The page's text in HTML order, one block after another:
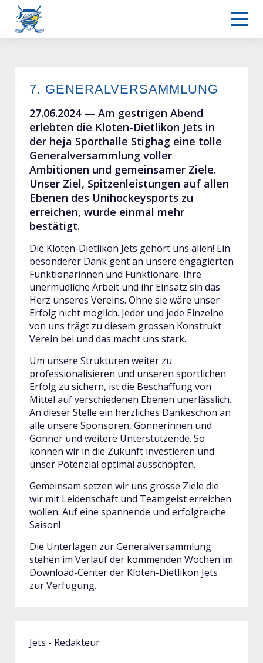
Verein
7. GENERALVERSAMMLUNG
27.06.2024 — Am gestrigen Abend
erlebten die Kloten-Dietlikon Jets in
der heja Sporthalle Stighag eine tolle
Generalversammlung voller
Ambitionen und gemeinsamer Ziele.
Unser Ziel, Spitzenleistungen auf allen
Ebenen des Unihockeysports zu
erreichen, wurde einmal mehr
bestätigt.
Die Kloten-Dietlikon Jets gehört uns allen! Ein
besonderer Dank geht an unsere engagierten
Funktionärinnen und Funktionäre. Ihre
unermüdliche Arbeit und ihr Einsatz sin das
Herz unseres Vereins. Ohne sie wäre unser
Erfolg nicht möglich. Jeder und jede Einzelne
von uns trägt zu diesem grossen Konstrukt
Verein bei und das macht uns stark.
Um unsere Strukturen weiter zu
professionalisieren und unseren sportlichen
Erfolg zu sichern, ist die Beschaffung von
Mittel auf verschiedenen Ebenen unerlässlich.
An dieser Stelle ein herzliches Dankeschön an
alle unsere Sponsoren, Gönnerinnen und
Gönner und weitere Unterstützende. So
können wir in die Zukunft investieren und
unser Potenzial optimal ausschöpfen.
Gemeinsam setzen wir uns grosse Ziele die
wir mit Leidenschaft und Teamgeist erreichen
wollen. Auf eine spannende und erfolgreiche
Saison!
Die Unterlagen zur Generalversammlung
stehen im Verlauf der kommenden Wochen im
Download-Center der Kloten-Dietlikon Jets
zur Verfügung.
Jets - Redakteur